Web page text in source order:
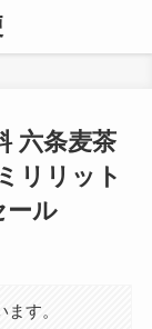
六条麦茶
リリット
ール
す。